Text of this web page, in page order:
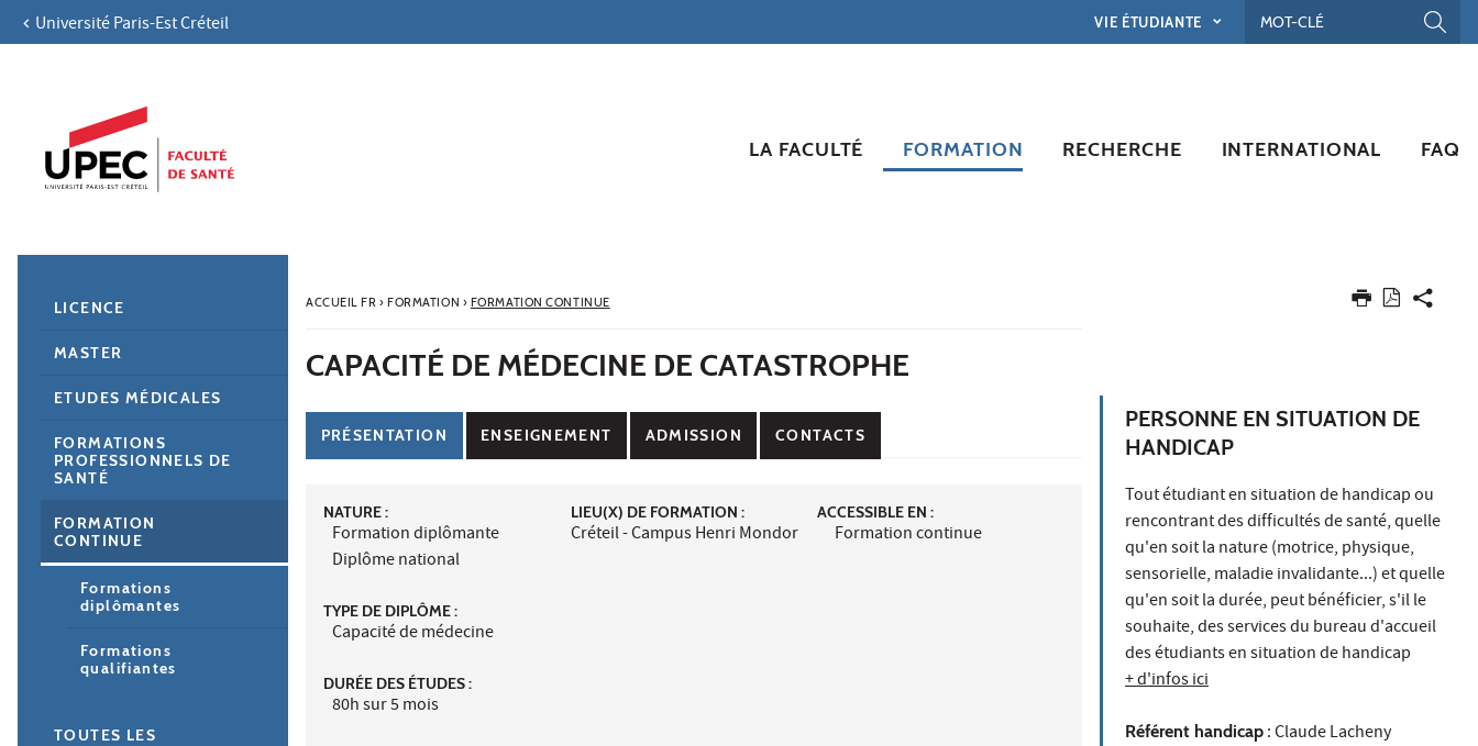
Aller au contenu
Navigation secondaire
Université Paris-Est Créteil VIE ÉTUDIANTE
LA FACULTÉ FORMATION RECHERCHE INTERNATIONAL FAQ
ACCUEIL FR› FORMATION › FORMATION CONTINUE
CAPACITÉ DE MÉDECINE DE CATASTROPHE
PRÉSENTATION ENSEIGNEMENT ADMISSION CONTACTS
NATURE :
Formation diplômante
Diplôme national
TYPE DE DIPLÔME :
Capacité de médecine
DURÉE DES ÉTUDES :
80h sur 5 mois
LIEU(X) DE FORMATION :
Créteil - Campus Henri Mondor
ACCESSIBLE EN :
Formation continue
PERSONNE EN SITUATION DE
HANDICAP
Tout étudiant en situation de handicap ou
rencontrant des difficultés de santé, quelle
qu'en soit la nature (motrice, physique,
sensorielle, maladie invalidante...) et quelle
qu'en soit la durée, peut bénéficier, s'il le
souhaite, des services du bureau d'accueil
des étudiants en situation de handicap
+ d'infos ici
Référent handicap : Claude Lacheny
LICENCE
MASTER
ETUDES MÉDICALES
FORMATIONS
PROFESSIONNELS DE
SANTÉ
FORMATION
CONTINUE
Formations
diplômantes
Formations
qualifiantes
TOUTES LES